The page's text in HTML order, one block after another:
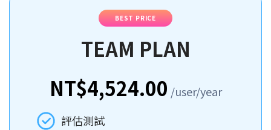
BEST PRICE
TEAM PLAN
NT$4,524.00 /user/year
評估測試